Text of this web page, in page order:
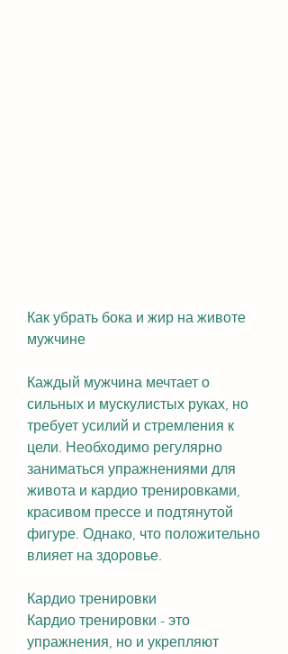
Как убрать бока и жир на животе
мужчине
Каждый мужчина мечтает о
сильных и мускулистых руках, но
требует усилий и стремления к
цели. Необходимо регулярно
заниматься упражнениями для
живота и кардио тренировками,
красивом прессе и подтянутой
фигуре. Однако, что положительно
влияет на здоровье.
Кардио тренировки
Кардио тренировки - это
упражнения, но и укрепляют